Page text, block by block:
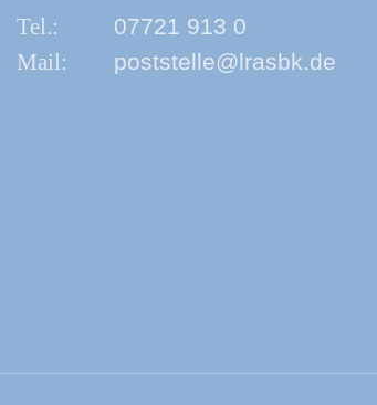
07721 913 0
poststelle@lrasbk.de